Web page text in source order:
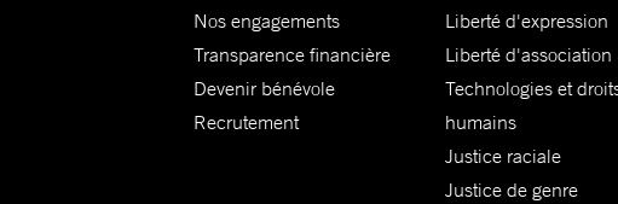
Nos engagements
Transparence financière
Devenir bénévole
Recrutement
Liberté d'expression
Liberté d'association
Technologies et
humains
Justice raciale
Justice de genre